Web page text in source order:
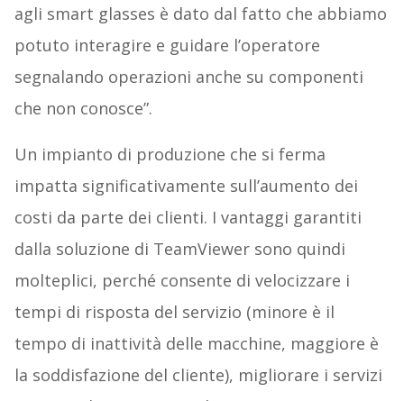
agli smart glasses è dato dal fatto che abbiamo
potuto interagire e guidare l’operatore
segnalando operazioni anche su componenti
che non conosce”.
Un impianto di produzione che si ferma
impatta significativamente sull’aumento dei
costi da parte dei clienti. I vantaggi garantiti
dalla soluzione di TeamViewer sono quindi
molteplici, perché consente di velocizzare i
tempi di risposta del servizio (minore è il
tempo di inattività delle macchine, maggiore è
la soddisfazione del cliente), migliorare i servizi